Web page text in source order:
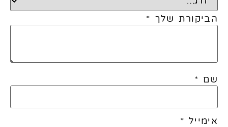
הביקורת שלך *
שם *
אימייל *